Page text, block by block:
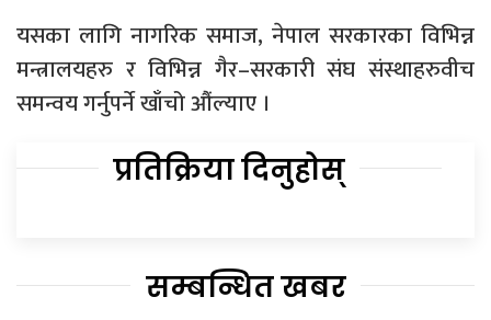
यसका लागि नागरिक समाज, नेपाल सरकारका विभिन्न
मन्त्रालयहरु र विभिन्न गैर–सरकारी संघ संस्थाहरुवीच
समन्वय गर्नुपर्ने खाँचो औंल्याए ।
प्रतिक्रिया दिनुहोस्
सम्बन्धित खबर